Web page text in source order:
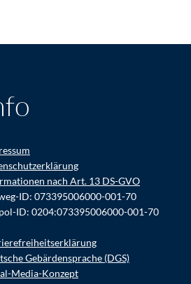
nach Art. 13 DS-GVO
ID: 073395006000-001-70
ID: 0204:073395006000-001-70
Gebärdensprache (DGS)
Media-Konzept